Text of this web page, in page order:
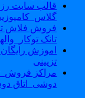
قالب سایت رزین
فروش فلاش تانک
تانک
اموزش رایگان
تزیینی
مراکز
دوشی_اتاق